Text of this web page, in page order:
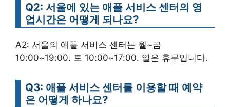
Q2: 서울에 있는 애플 서비스 센터의 영
업시간은 어떻게 되나요?
A2: 서울의 애플 서비스 센터는 월~금
10:00~19:00. 토 10:00~17:00. 일은 휴무입니다.
Q3: 애플 서비스 센터를 이용할 때 예약
은 어떻게 하나요?